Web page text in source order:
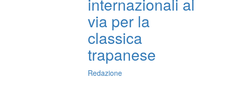
via per la
classica
trapanese
Redazione